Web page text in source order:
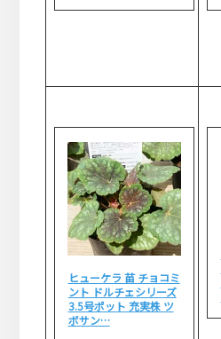
ヒューケラ 苗 チョコミ
ント ドルチェシリーズ
3.5号ポット 充実株 ツ
ボサン…